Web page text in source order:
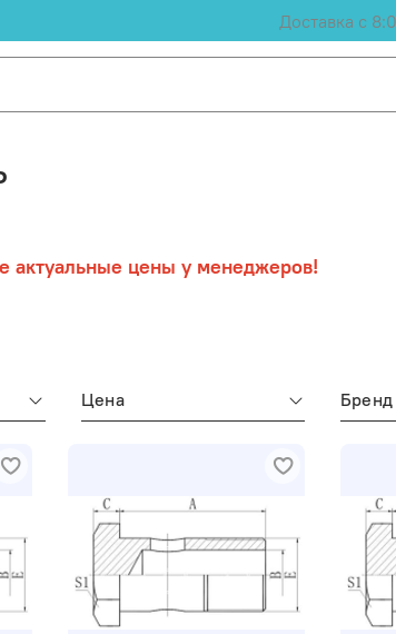
Доставка с
актуальные цены у менеджеров!
Цена Бренд